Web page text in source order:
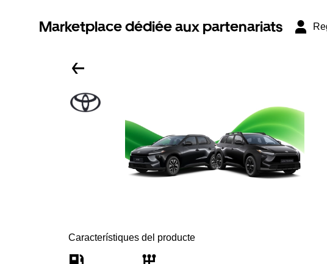
Marketplace dédiée aux partenariats
Característiques del producte